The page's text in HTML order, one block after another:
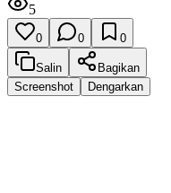
5
0 0 0
Salin
Bagikan
Screenshot
Dengarkan